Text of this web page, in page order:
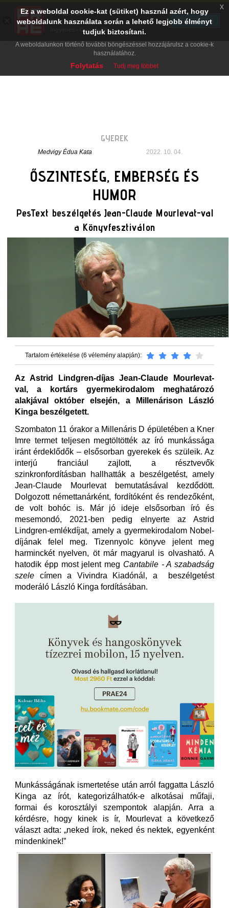
GYEREK
Medvigy Édua Kata 2022. 10. 04.
ŐSZINTESÉG, EMBERSÉG ÉS
HUMOR
PesText beszélgetés Jean-Claude Mourlevat-val
a Könyvfesztiválon
Tartalom értékelése (6 vélemény alapján):
Az Astrid Lindgren-díjas Jean-Claude Mourlevat-
val, a kortárs gyermekirodalom meghatározó
alakjával október elsején, a Millenárison László
Kinga beszélgetett.
Szombaton 11 órakor a Millenáris D épületében a Kner
Imre termet teljesen megtöltötték az író munkássága
iránt érdeklődők – elsősorban gyerekek és szüleik. Az
interjú franciául zajlott, a résztvevők
szinkronfordításban hallhatták a beszélgetést, amely
Jean-Claude Mourlevat bemutatásával kezdődött.
Dolgozott némettanárként, fordítóként és rendezőként,
de volt bohóc is. Már jó ideje elsősorban író és
mesemondó, 2021-ben pedig elnyerte az Astrid
Lindgren-emlékdíjat, amely a gyermekirodalom Nobel-
díjának felel meg. Tizennyolc könyve jelent meg
harminckét nyelven, öt már magyarul is olvasható. A
hatodik épp most jelent meg Cantabile - A szabadság
szele címen a Vivindra Kiadónál, a beszélgetést
moderáló László Kinga fordításában.
Munkásságának ismertetése után arról faggatta László
Kinga az írót, kategorizálhatók-e alkotásai műfaji,
formai és korosztályi szempontok alapján. Arra a
kérdésre, hogy kinek is ír, Mourlevat a következő
választ adta: „neked írok, neked és nektek, egyenként
mindenkinek!”
Ez a weboldal cookie-kat (sütiket) használ azért, hogy
weboldalunk használata során a lehető legjobb élményt
tudjuk biztosítani.
A weboldalunkon történő további böngészéssel hozzájárulsz a cookie-k
használatához.
Folytatás Tudj meg többet
x
PRAE.HU
Digital Evolution
Ingyenes - Google Play
TELEPÍTÉS